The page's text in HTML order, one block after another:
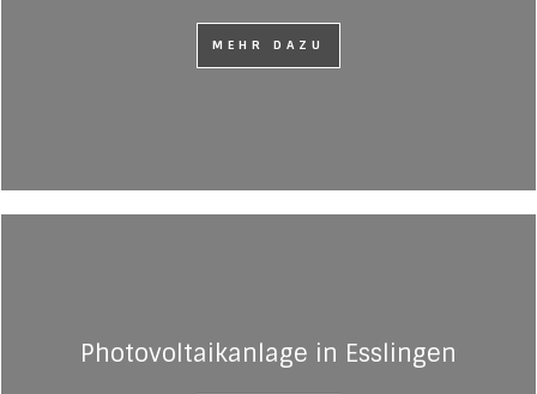
MEHR DAZU
Photovoltaikanlage in Esslingen